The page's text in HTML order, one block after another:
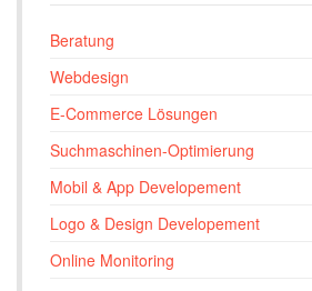
Beratung
Webdesign
E-Commerce Lösungen
Suchmaschinen-Optimierung
Mobil & App Developement
Logo & Design Developement
Online Monitoring